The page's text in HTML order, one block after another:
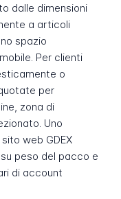
dalle dimensioni
a articoli
spazio
Per clienti
o
per
zona di
Uno
web GDEX
peso del pacco e
di account